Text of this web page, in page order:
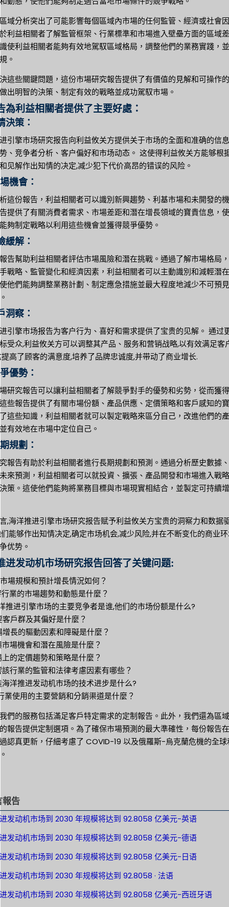
域分析突出了可能影響每個區域內市場的任何監管、經濟或社會
利益相關者了解監管框架、行業標準和市場進入壁壘方面的區域
使利益相關者能夠有效地駕馭區域格局，調整他們的業務實踐，
。
這些關鍵問題，這份市場研究報告提供了有價值的見解和可操作
出明智的決策、制定有效的戰略並成功駕馭市場。
為利益相關者提供了主要好處：
決策：
引擎市场研究报告向利益攸关方提供关于市场的全面和准确的信
、竞争者分析、客户偏好和市场动态。 这使得利益攸关方能够根
见解作出知情的决定,减少犯下代价高昂的错误的风险。
機會：
這份報告，利益相關者可以識別新興趨勢、利基市場和未開發的
提供了有關消費者需求、市場差距和潛在增長領域的寶貴信息，
夠制定戰略以利用這些機會並獲得競爭優勢。
緩解：
告幫助利益相關者評估市場風險和潛在挑戰。通過了解市場格局
戰略、監管變化和經濟因素，利益相關者可以主動識別和減輕潛
他們能夠調整業務計劃、制定應急措施並最大程度地減少不可預
洞察：
引擎市场报告为客户行为、喜好和需求提供了宝贵的见解。 通过
受众,利益攸关方可以调整其产品、服务和营销战略,以有效满足客
高了顾客的满意度,培养了品牌忠诚度,并带动了商业增长.
優勢：
研究報告可以讓利益相關者了解競爭對手的優勢和劣勢，從而獲
些報告提供了有關市場份額、產品供應、定價策略和客戶感知的
這些知識，利益相關者就可以製定戰略來區分自己，改進他們的
有效地在市場中定位自己。
規劃：
報告有助於利益相關者進行長期規劃和預測。通過分析歷史數據
來預測，利益相關者可以就投資、擴張、產品開發和市場進入戰
策。這使他們能夠將業務目標與市場現實相結合，並製定可持續
,海洋推进引擎市场研究报告赋予利益攸关方宝贵的洞察力和数据
能够作出知情决定,确定市场机会,减少风险,并在不断变化的商业
优势。
进发动机市场研究报告回答了关键问题:
場規模和預計增長情況如何？
業的市場趨勢和動態是什麼？
推进引擎市场的主要竞争者是谁,他们的市场份额是什么?
戶群及其偏好是什麼？
長的驅動因素和障礙是什麼？
場機會和潛在風險是什麼？
的定價趨勢和策略是什麼？
行業的監管和法律考慮因素有哪些？
洋推进发动机市场的技术进步是什么?
業使用的主要營銷和分銷渠道是什麼？
們的服務包括滿足客戶特定需求的定制報告。此外，我們還為區
報告提供定制選項。為了確保市場預測的最大準確性，每份報告
認真更新，仔細考慮了 COVID-19 以及俄羅斯-烏克蘭危機的全球
報告
发动机市场到 2030 年规模将达到 92.8058 亿美元-英语
发动机市场到 2030 年规模将达到 92.8058 亿美元-德语
发动机市场到 2030 年规模将达到 92.8058 亿美元-日语
发动机市场到 2030 年规模将达到 92.8058 · 法语
发动机市场到 2030 年规模将达到 92.8058 亿美元-西班牙语